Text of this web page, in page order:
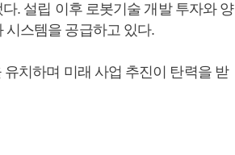
. 설립 이후 로봇기술 개발 투자와 양
시스템을 공급하고 있다.
치하며 미래 사업 추진이 탄력을 받